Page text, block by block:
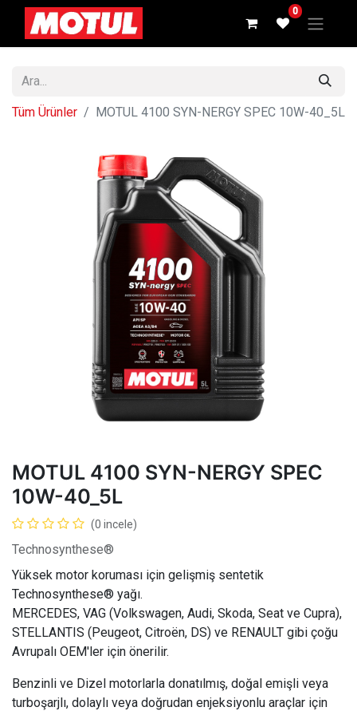
0
Tüm Ürünler MOTUL 4100 SYN-NERGY SPEC 10W-40_5L
MOTUL 4100 SYN-NERGY SPEC
10W-40_5L
(0 incele)
Technosynthese®
Yüksek motor koruması için gelişmiş sentetik
Technosynthese® yağı.
MERCEDES, VAG (Volkswagen, Audi, Skoda, Seat ve Cupra),
STELLANTIS (Peugeot, Citroën, DS) ve RENAULT gibi çoğu
Avrupalı OEM'ler için önerilir.
Benzinli ve Dizel motorlarla donatılmış, doğal emişli veya
turboşarjlı, dolaylı veya doğrudan enjeksiyonlu araçlar için